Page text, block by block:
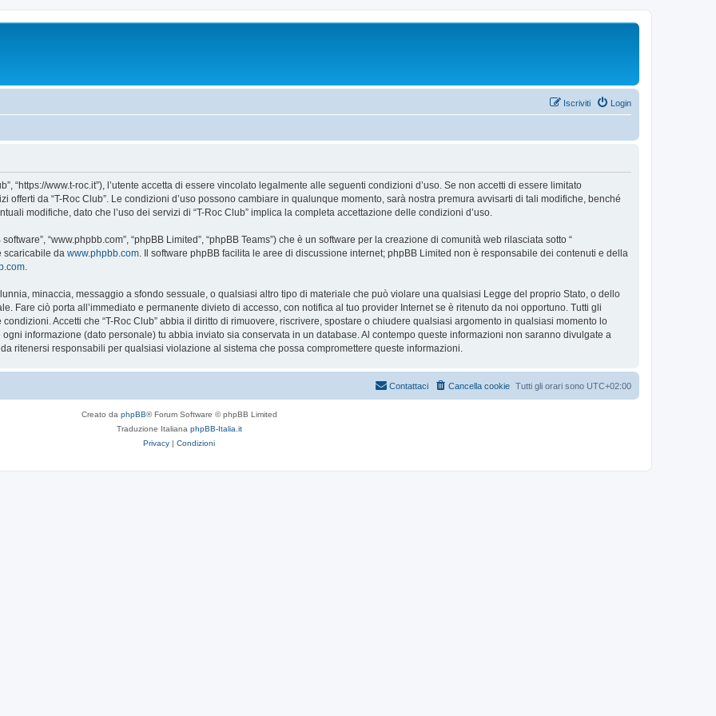
Login
Iscriviti
“https://www.t-roc.it”), l’utente accetta di essere vincolato legalmente alle seguenti condizioni d’uso. Se non accetti di essere limitato
offerti da “T-Roc Club”. Le condizioni d’uso possono cambiare in qualunque momento, sarà nostra premura avvisarti di tali modifiche, benché
modifiche, dato che l’uso dei servizi di “T-Roc Club” implica la completa accettazione delle condizioni d’uso.
“www.phpbb.com”, “phpBB Limited”, “phpBB Teams”) che è un software per la creazione di comunità web rilasciata sotto “
scaricabile da www.phpbb.com . Il software phpBB facilita le aree di discussione internet; phpBB Limited non è responsabile dei contenuti e della
minaccia, messaggio a sfondo sessuale, o qualsiasi altro tipo di materiale che può violare una qualsiasi Legge del proprio Stato, o dello
Fare ciò porta all’immediato e permanente divieto di accesso, con notifica al tuo provider Internet se è ritenuto da noi opportuno. Tutti gli
Accetti che “T-Roc Club” abbia il diritto di rimuovere, riscrivere, spostare o chiudere qualsiasi argomento in qualsiasi momento lo
informazione (dato personale) tu abbia inviato sia conservata in un database. Al contempo queste informazioni non saranno divulgate a
ritenersi responsabili per qualsiasi violazione al sistema che possa compromettere queste informazioni.
Tutti gli orari sono UTC+02:00
Cancella cookie
Contattaci
Creato da phpBB® Forum Software © phpBB Limited
Traduzione Italiana phpBB-Italia.it
Privacy | Condizioni